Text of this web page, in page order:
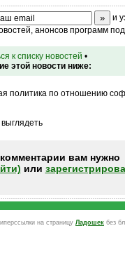
и
анонсов программ
к списку новостей •
этой новости ниже:
политика по отношению
вам нужно
или
на страницу Ладошек без